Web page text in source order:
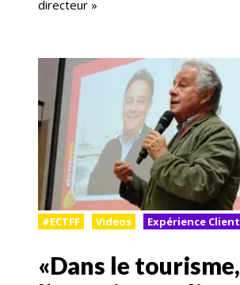
directeur »
#ECTFF Videos Expérience Client
«Dans le tourisme,